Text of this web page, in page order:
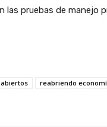
las pruebas de manejo
reabriendo